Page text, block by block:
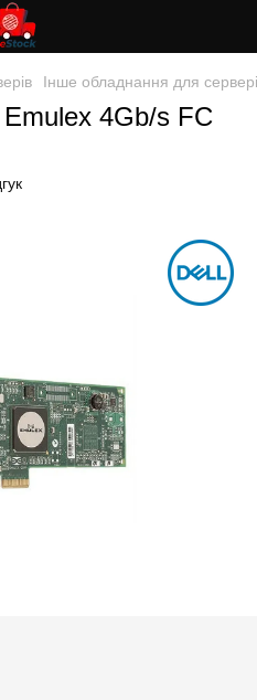
Інше обладнання для
4Gb/s FC